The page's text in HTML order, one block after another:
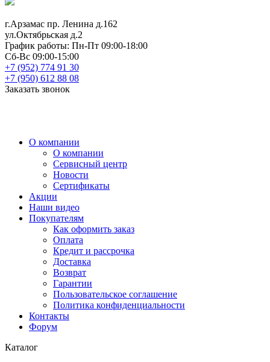
г.Арзамас пр. Ленина д.162
ул.Октябрьская д.2
График работы: Пн-Пт 09:00-18:00
Сб-Вс 09:00-15:00
+7 (952) 774 91 30
+7 (950) 612 88 08
Заказать звонок
О компании
О компании
Сервисный центр
Новости
Сертификаты
Акции
Наши видео
Покупателям
Как оформить заказ
Оплата
Кредит и рассрочка
Доставка
Возврат
Гарантии
Пользовательское соглашение
Политика конфиденциальности
Контакты
Форум
Каталог